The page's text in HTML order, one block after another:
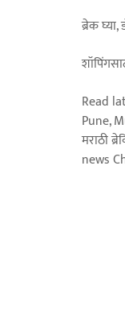
ब्रेक
Read
Pune,
मराठी
news